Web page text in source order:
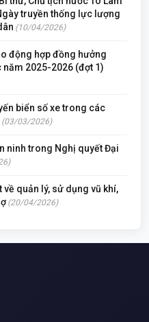
truyền thống lực lượng
(10/04/2026)
động hợp đồng hưởng
2025-2026 (đợt 1)
biển số xe trong các
(03/03/2026)
ninh trong Nghị quyết Đại
quản lý, sử dụng vũ khí,
(20/04/2026)